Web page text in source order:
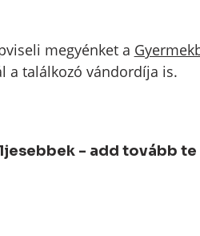
megyénket a
a találkozó vándordíja is.
- add tovább te